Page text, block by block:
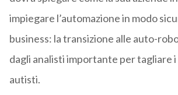
impiegare l’automazione in modo
business: la transizione alle auto-
dagli analisti importante per tagliare
autisti.